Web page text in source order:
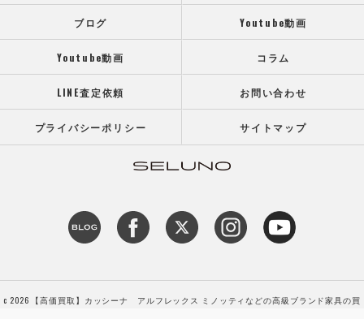
ブログ Youtube動画
Youtube動画 コラム
LINE査定依頼 お問い合わせ
プライバシーポリシー サイトマップ
c 2026 【高価買取】カッシーナ アルフレックス ミノッティなどの高級ブランド家具の買